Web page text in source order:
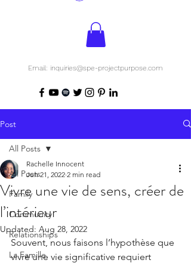
Email: inquiries@spe-projectpurpose.com
Post
All Posts
Family
Community
Relationships
La Famille
All Posts
Vivre une vie de sens, créer de
l’intérieur
Rachelle Innocent
Jun 21, 2022 2 min read
Updated: Aug 28, 2022
Souvent, nous faisons l’hypothèse que
vivre une vie significative requiert